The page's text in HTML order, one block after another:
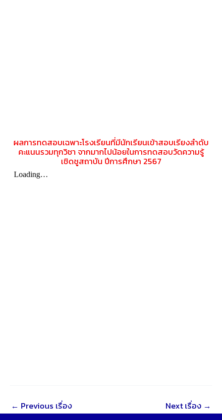
ผลการทดสอบเฉพาะโรงเรียนที่มีนักเรียนเข้าสอบเรียงลำดับ
คะแนนรวมทุกวิชา จากมากไปน้อยในการทดสอบวัดความรู้
เชิดชูสถาบัน ปีการศึกษา 2567
← Previous เรื่อง Next เรื่อง →